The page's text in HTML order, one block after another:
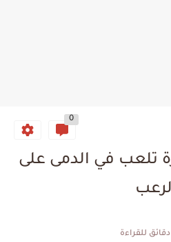
0
تلعب في الدمى على